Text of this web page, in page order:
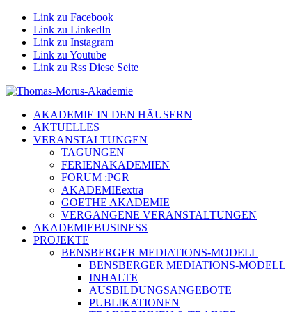
Link zu Facebook
Link zu LinkedIn
Link zu Instagram
Link zu Youtube
Link zu Rss Diese Seite
AKADEMIE IN DEN HÄUSERN
AKTUELLES
VERANSTALTUNGEN
TAGUNGEN
FERIENAKADEMIEN
FORUM :PGR
AKADEMIEextra
GOETHE AKADEMIE
VERGANGENE VERANSTALTUNGEN
AKADEMIEBUSINESS
PROJEKTE
BENSBERGER MEDIATIONS-MODELL
BENSBERGER MEDIATIONS-MODELL
INHALTE
AUSBILDUNGSANGEBOTE
PUBLIKATIONEN